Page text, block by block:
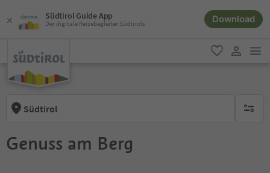
Südtirol Guide App
Der digitale Reisebegleiter Südtirols Download
favorit
Südtirol keine
Genuss am Berg